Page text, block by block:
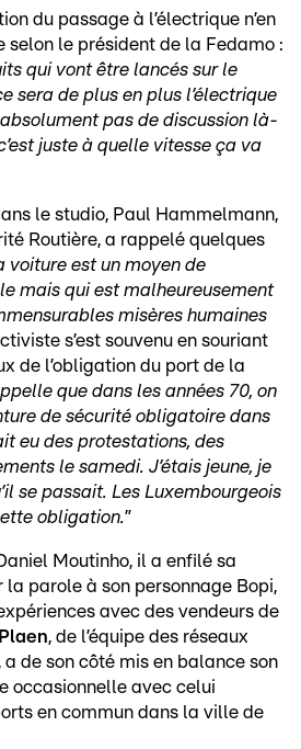
du passage à l’électrique n’en
selon le président de la Fedamo :
qui vont être lancés sur le
sera de plus en plus l’électrique
absolument pas de discussion là-
juste à quelle vitesse ça va
le studio, Paul Hammelmann,
Routière, a rappelé quelques
voiture est un moyen de
mais qui est malheureusement
misères humaines
s’est souvenu en souriant
de l’obligation du port de la
que dans les années 70, on
de sécurité obligatoire dans
eu des protestations, des
le samedi. J’étais jeune, je
se passait. Les Luxembourgeois
obligation.”
Moutinho, il a enfilé sa
la parole à son personnage Bopi,
avec des vendeurs de
, de l’équipe des réseaux
a de son côté mis en balance son
occasionnelle avec celui
en commun dans la ville de